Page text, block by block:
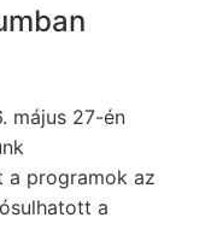
május 27-én
a programok az
a